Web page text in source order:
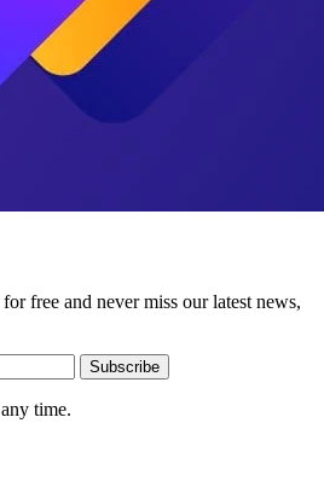
free and never miss our latest news,
time.